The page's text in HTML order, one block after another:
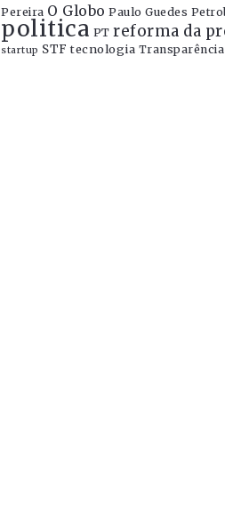
Pereira O Globo Paulo Guedes
politica PT reforma da
startup STF tecnologia Transparência